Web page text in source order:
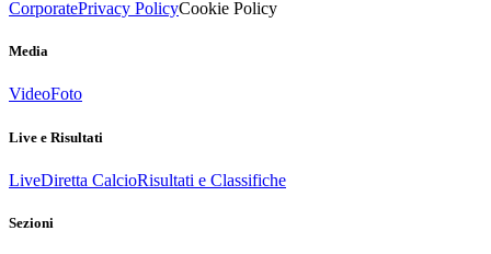
CorporatePrivacy PolicyCookie Policy
Media
VideoFoto
Live e Risultati
LiveDiretta CalcioRisultati e Classifiche
Sezioni